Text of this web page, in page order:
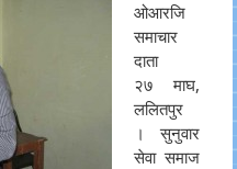
ओआरजि
समाचार
दाता
२७ माघ,
ललितपुर
। सुनुवार
सेवा समाज